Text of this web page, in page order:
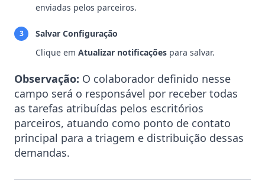
enviadas pelos parceiros.
3
Salvar Configuração
Clique em Atualizar notificações para salvar.
Observação: O colaborador definido nesse
campo será o responsável por receber todas
as tarefas atribuídas pelos escritórios
parceiros, atuando como ponto de contato
principal para a triagem e distribuição dessas
demandas.